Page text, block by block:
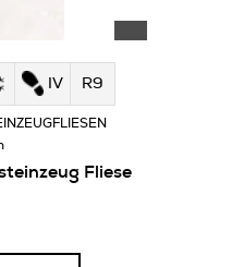
IV R9
Fliese